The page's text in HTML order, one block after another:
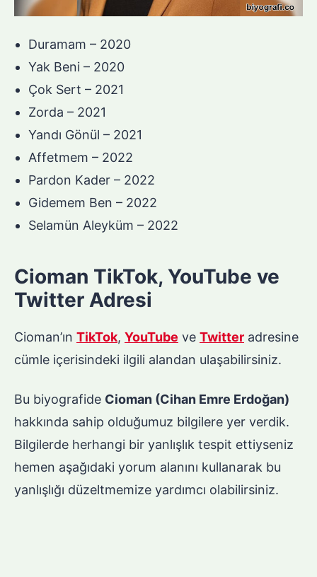
Duramam – 2020
Yak Beni – 2020
Çok Sert – 2021
Zorda – 2021
Yandı Gönül – 2021
Affetmem – 2022
Pardon Kader – 2022
Gidemem Ben – 2022
Selamün Aleyküm – 2022
Cioman TikTok, YouTube ve
Twitter Adresi
Cioman’ın TikTok, YouTube ve Twitter adresine
cümle içerisindeki ilgili alandan ulaşabilirsiniz.
Bu biyografide Cioman (Cihan Emre Erdoğan)
hakkında sahip olduğumuz bilgilere yer verdik.
Bilgilerde herhangi bir yanlışlık tespit ettiyseniz
hemen aşağıdaki yorum alanını kullanarak bu
yanlışlığı düzeltmemize yardımcı olabilirsiniz.